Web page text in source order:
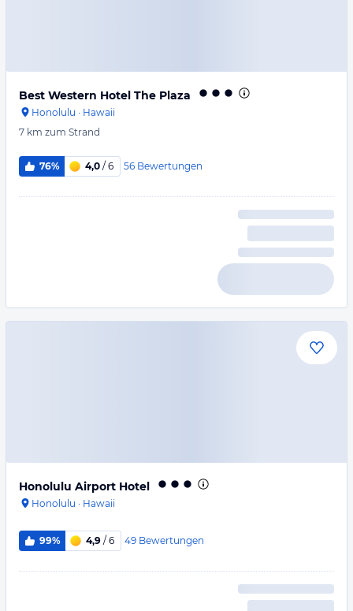
Best Western Hotel The Plaza
Honolulu · Hawaii
7 km zum Strand
76% 4,0 / 6 56 Bewertungen
Honolulu Airport Hotel
Honolulu · Hawaii
99% 4,9 / 6 49 Bewertungen